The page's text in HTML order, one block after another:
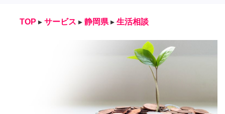
TOP ▸ サービス ▸ 静岡県 ▸ 生活相談